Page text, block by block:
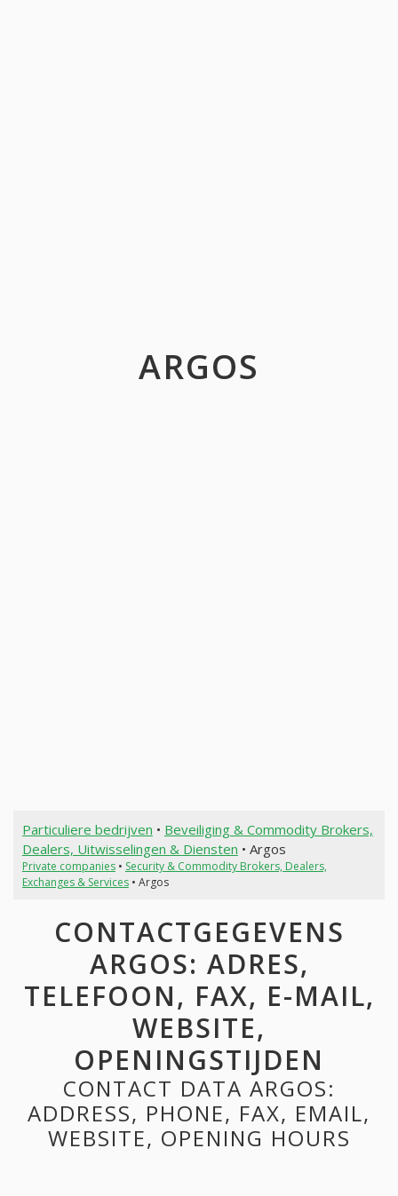
ARGOS
Particuliere bedrijven • Beveiliging & Commodity Brokers,
Dealers, Uitwisselingen & Diensten • Argos
Private companies• Security & Commodity Brokers, Dealers,
Exchanges & Services• Argos
CONTACTGEGEVENS
ARGOS: ADRES,
TELEFOON, FAX, E-MAIL,
WEBSITE,
OPENINGSTIJDEN
CONTACT DATA ARGOS:
ADDRESS, PHONE, FAX, EMAIL,
WEBSITE, OPENING HOURS